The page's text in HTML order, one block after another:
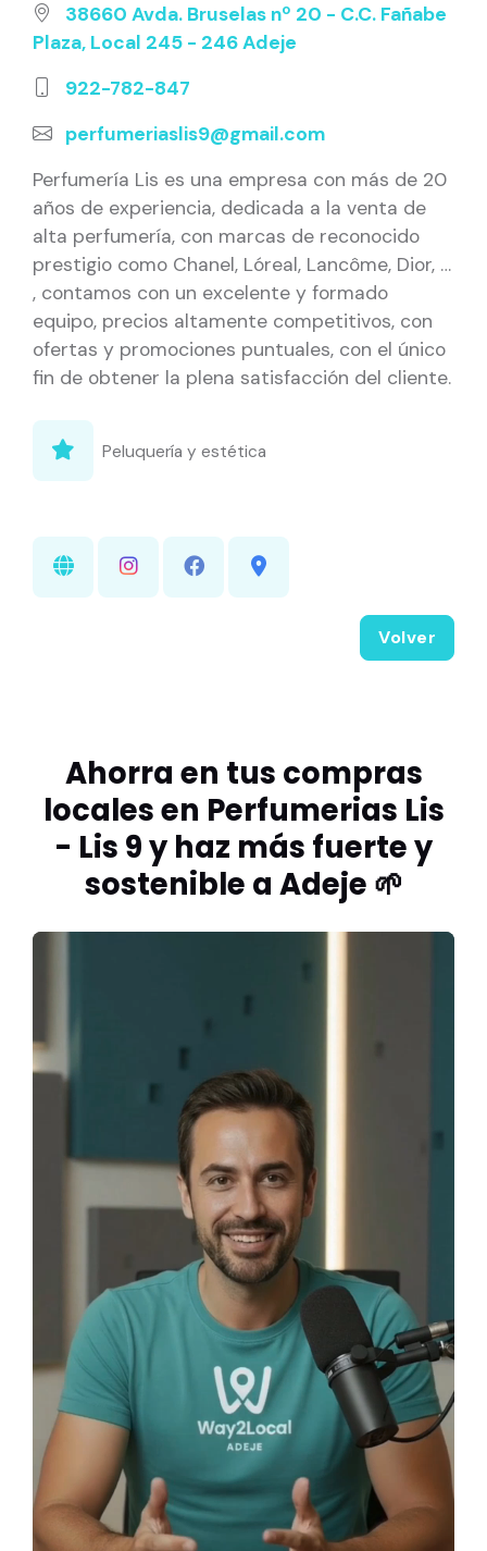
38660 Avda. Bruselas nº 20 - C.C. Fañabe
Plaza, Local 245 - 246 Adeje
922-782-847
perfumeriaslis9@gmail.com
Perfumería Lis es una empresa con más de 20
años de experiencia, dedicada a la venta de
alta perfumería, con marcas de reconocido
prestigio como Chanel, Lóreal, Lancôme, Dior, …
, contamos con un excelente y formado
equipo, precios altamente competitivos, con
ofertas y promociones puntuales, con el único
fin de obtener la plena satisfacción del cliente.
Peluquería y estética
Volver
Ahorra en tus compras
locales en Perfumerias Lis
- Lis 9 y haz más fuerte y
sostenible a Adeje 🌱